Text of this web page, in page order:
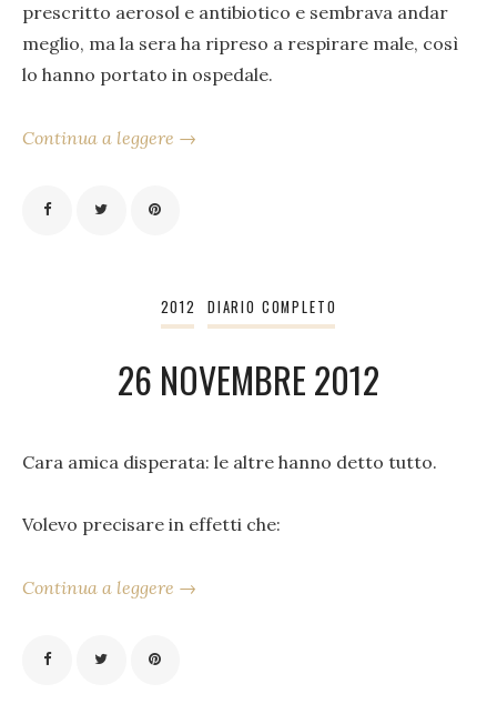
prescritto aerosol e antibiotico e sembrava andar
meglio, ma la sera ha ripreso a respirare male, così
lo hanno portato in ospedale.
Continua a leggere →
2012 DIARIO COMPLETO
26 NOVEMBRE 2012
Cara amica disperata: le altre hanno detto tutto.
Volevo precisare in effetti che:
Continua a leggere →